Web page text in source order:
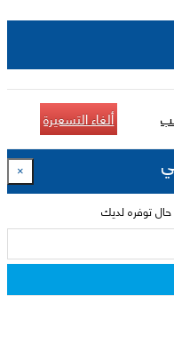
ألغاء التسعيرة
×
حال توفره لديك